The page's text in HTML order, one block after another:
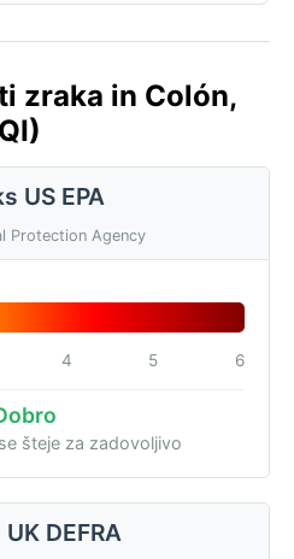
zraka in Colón,
US EPA
Protection Agency
4 5 6
šteje za zadovoljivo
DEFRA